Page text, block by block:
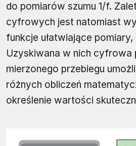
do pomiarów szumu 1/f.
cyfrowych jest natomiast
funkcje ułatwiające
Uzyskiwana w nich cyfrowa
mierzonego przebiegu
różnych obliczeń
określenie wartości